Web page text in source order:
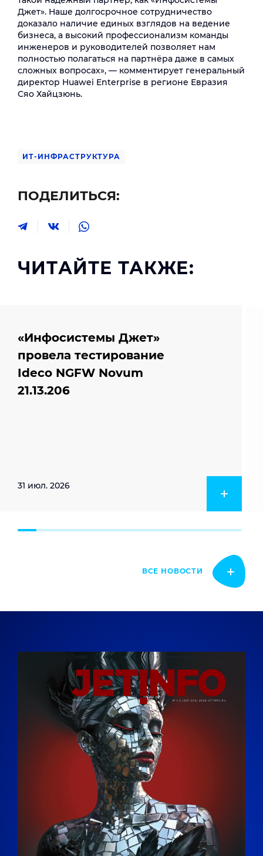
Джет». Наше долгосрочное сотрудничество
доказало наличие единых взглядов на ведение
бизнеса, а высокий профессионализм команды
инженеров и руководителей позволяет нам
полностью полагаться на партнёра даже в самых
сложных вопросах», — комментирует генеральный
директор Huawei Enterprise в регионе Евразия
Сяо Хайцзюнь.
ИТ-ИНФРАСТРУКТУРА
ПОДЕЛИТЬСЯ:
ЧИТАЙТЕ ТАКЖЕ:
«Инфосистемы Джет»
провела тестирование
Ideco NGFW Novum
21.13.206
31 июл. 2026
ВСЕ НОВОСТИ